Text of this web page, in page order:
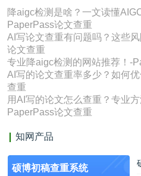
降aigc检测是啥？一文读懂
PaperPass论文查重
AI写论文查重有问题吗？这些
论文查重
专业降aigc检测的网站推荐！-
AI写的论文查重率多少？如何
查重
用AI写的论文怎么查重？专业
PaperPass论文查重
知网产品
硕博初稿查重系统